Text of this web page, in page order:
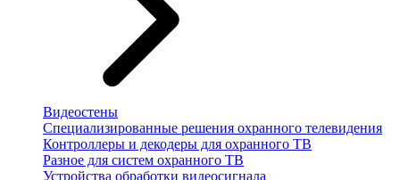
Видеостены
Специализированные решения охранного телевидения
Контроллеры и декодеры для охранного ТВ
Разное для систем охранного ТВ
Устройства обработки видеосигнала